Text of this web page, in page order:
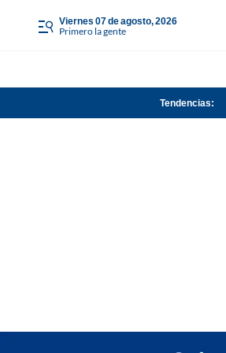
viernes 07 de agosto, 2026
Primero la gente
Tendencias: